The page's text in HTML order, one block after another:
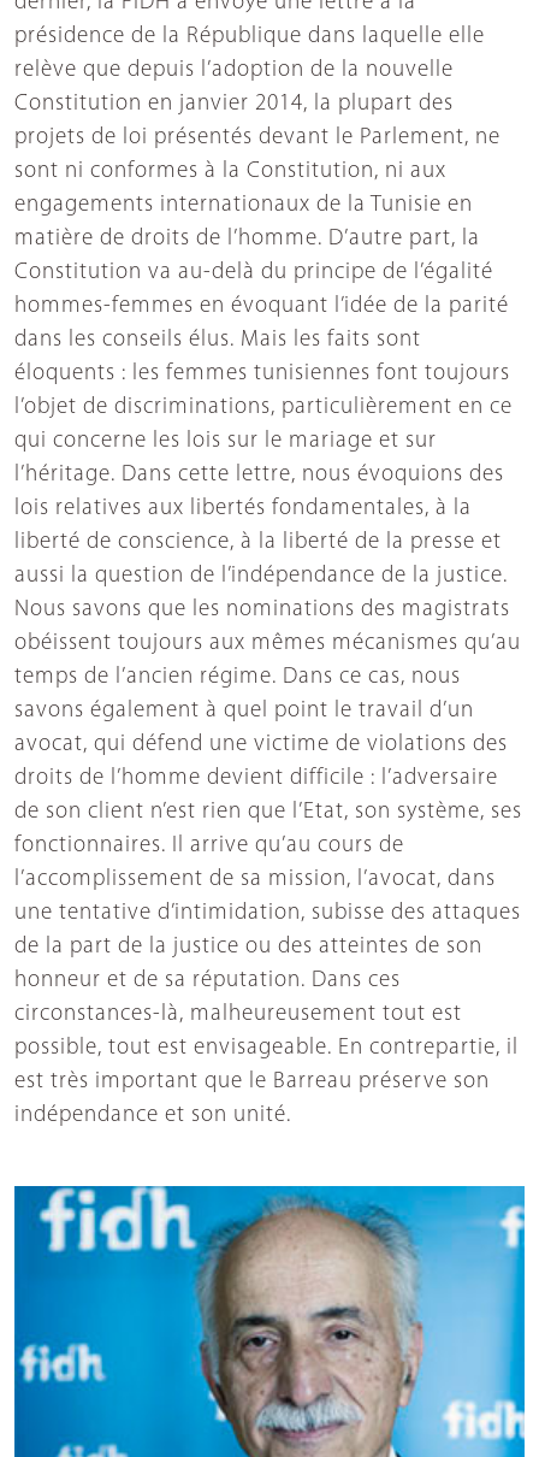
présidence de la République dans laquelle elle
relève que depuis l’adoption de la nouvelle
Constitution en janvier 2014, la plupart des
projets de loi présentés devant le Parlement, ne
sont ni conformes à la Constitution, ni aux
engagements internationaux de la Tunisie en
matière de droits de l’homme. D’autre part, la
Constitution va au-delà du principe de l’égalité
hommes-femmes en évoquant l’idée de la parité
dans les conseils élus. Mais les faits sont
éloquents : les femmes tunisiennes font toujours
l’objet de discriminations, particulièrement en ce
qui concerne les lois sur le mariage et sur
l’héritage. Dans cette lettre, nous évoquions des
lois relatives aux libertés fondamentales, à la
liberté de conscience, à la liberté de la presse et
aussi la question de l’indépendance de la justice.
Nous savons que les nominations des magistrats
obéissent toujours aux mêmes mécanismes qu’au
temps de l’ancien régime. Dans ce cas, nous
savons également à quel point le travail d’un
avocat, qui défend une victime de violations des
droits de l’homme devient difficile : l’adversaire
de son client n’est rien que l’Etat, son système, ses
fonctionnaires. Il arrive qu’au cours de
l’accomplissement de sa mission, l’avocat, dans
une tentative d’intimidation, subisse des attaques
de la part de la justice ou des atteintes de son
honneur et de sa réputation. Dans ces
circonstances-là, malheureusement tout est
possible, tout est envisageable. En contrepartie, il
est très important que le Barreau préserve son
indépendance et son unité.